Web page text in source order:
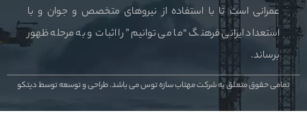
عمرانی است تا با استفاده از نیروهای متخصص و جوان و با
استعداد ایرانی فرهنگ “ما می توانیم” را اثبات و به مرحله ظهور
برساند.
تمامی حقوق متعلق به شرکت مهتاب سازه توس می باشد.طراحی و توسعه توسط دیتکو